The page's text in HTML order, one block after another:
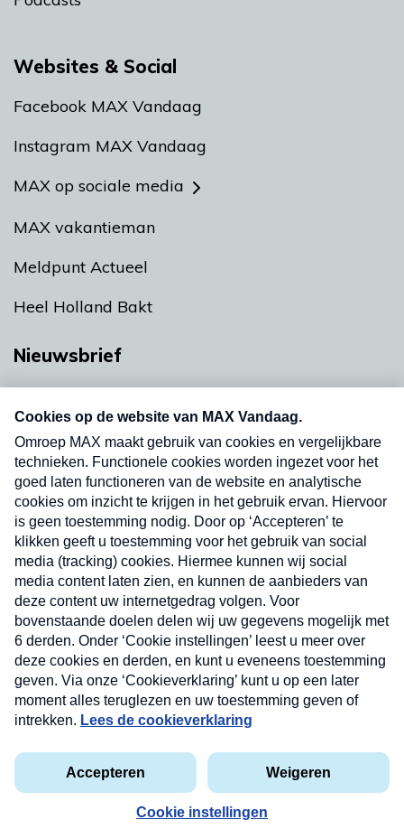
Websites & Social
Facebook MAX Vandaag
Instagram MAX Vandaag
MAX op sociale media
MAX vakantieman
Meldpunt Actueel
Heel Holland Bakt
Nieuwsbrief
nieuwsbrief. Elke vrijdag- en dinsdagochtend in
uw mailbox.
Verzend
Privacyverklaring
Cookieverklaring
Kwetsbaarheid melden
Copyright © 2026 MAX Vandaag - Omroep MAX
Nieuwsbrief
Neem hier een gratis abonnement op onze
nieuwsbrief. Elke vrijdag- en dinsdagochtend in uw